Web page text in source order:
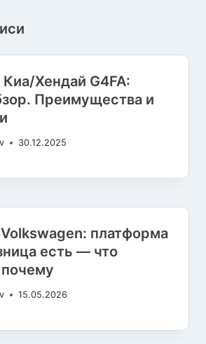
Хендай G4FA:
Преимущества и
30.12.2025
платформа
есть — что
15.05.2026